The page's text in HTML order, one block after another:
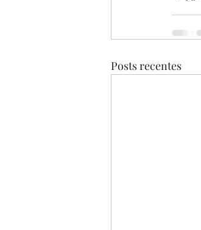
Posts recentes